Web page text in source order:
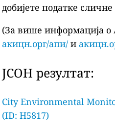
добијете податке
(За више информација о
акицн.орг/апи/ и
ЈСОН резултат:
City Environmental
(ID: H5817)